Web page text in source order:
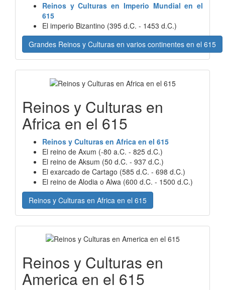
Reinos y Culturas en Imperio Mundial en el
615
El imperio Bizantino (395 d.C. - 1453 d.C.)
Grandes Reinos y Culturas en varios continentes en el 615
Reinos y Culturas en
Africa en el 615
Reinos y Culturas en Africa en el 615
El reino de Axum (-80 a.C. - 825 d.C.)
El reino de Aksum (50 d.C. - 937 d.C.)
El exarcado de Cartago (585 d.C. - 698 d.C.)
El reino de Alodia o Alwa (600 d.C. - 1500 d.C.)
Reinos y Culturas en Africa en el 615
Reinos y Culturas en
America en el 615